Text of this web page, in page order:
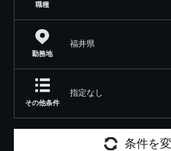
職種
勤務地
福井県
その他条件
指定なし
条件を